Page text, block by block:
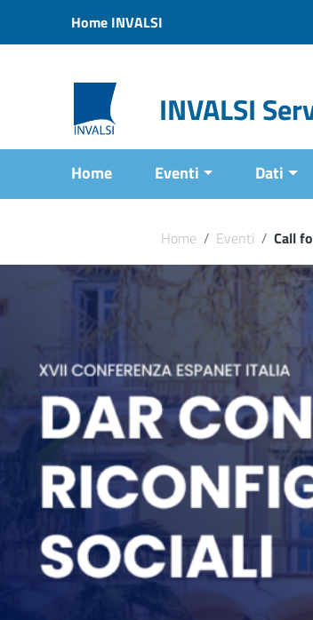
Vai al menu di navigazione
Home INVALSI
INVALSI
Home Eventi Dati
Home / Eventi / Call